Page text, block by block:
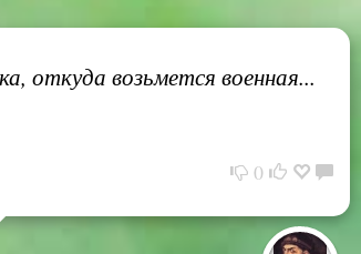
откуда возьмется военная...
0